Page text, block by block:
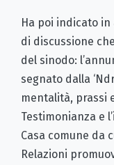
Ha poi indicato
di discussione
del sinodo:
segnato dalla
mentalità, prassi
Testimonianza e
Casa comune da
Relazioni